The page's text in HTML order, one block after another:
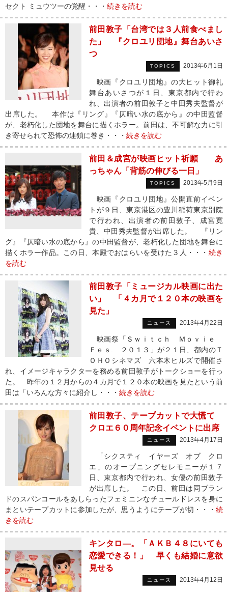
セクト ミュウツーの覚醒・・・ 続きを読む
前田敦子「台湾では３人前食べまし
た」 『クロユリ団地』舞台あいさ
つ
TOPICS 2013年6月1日
映画『クロユリ団地』の大ヒット御礼
舞台あいさつが１日、東京都内で行わ
れ、出演者の前田敦子と中田秀夫監督が
出席した。 本作は『リング』『仄暗い水の底から』の中田監督
が、老朽化した団地を舞台に描くホラー。前田は、不可解な力に引
き寄せられて恐怖の連鎖に巻き・・・ 続きを読む
前田＆成宮が映画ヒット祈願 あ
っちゃん「背筋の伸びる一日」
TOPICS 2013年5月9日
映画『クロユリ団地』公開直前イベン
トが９日、東京港区の豊川稲荷東京別院
で行われ、出演者の前田敦子、成宮寛
貴、中田秀夫監督が出席した。 『リン
グ』『仄暗い水の底から』の中田監督が、老朽化した団地を舞台に
描くホラー作品。この日、本殿でおはらいを受けた３人・・・ 続き
を読む
前田敦子「ミュージカル映画に出た
い」 「４カ月で１２０本の映画を
見た」
ニュース 2013年4月22日
映画祭「Ｓｗｉｔｃｈ Ｍｏｖｉｅ
Ｆｅｓ. ２０１３」が２１日、都内のＴ
ＯＨＯシネマズ 六本木ヒルズで開催さ
れ、イメージキャラクターを務める前田敦子がトークショーを行っ
た。 昨年の１２月からの４カ月で１２０本の映画を見たという前
田は「いろんな方々に紹介し・・・ 続きを読む
前田敦子、テープカットで大慌て
クロエ６０周年記念イベントに出席
ニュース 2013年4月17日
「シクスティ イヤーズ オブ クロ
エ」のオープニングセレモニーが１７
日、東京都内で行われ、女優の前田敦子
が出席した。 この日、前田は同ブラン
ドのスパンコールをあしらったフェミニンなチュールドレスを身に
まといテープカットに参加したが、思うようにテープが切・・・ 続
きを読む
キンタロ―。「ＡＫＢ４８にいても
恋愛できる！」 早くも結婚に意欲
見せる
ニュース 2013年4月12日